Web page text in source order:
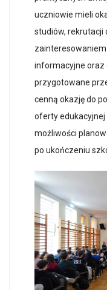
uczniowie mieli
studiów, rekrutacji
zainteresowaniem
informacyjne oraz
przygotowane
cenną okazję do
oferty
możliwości
po ukończeniu